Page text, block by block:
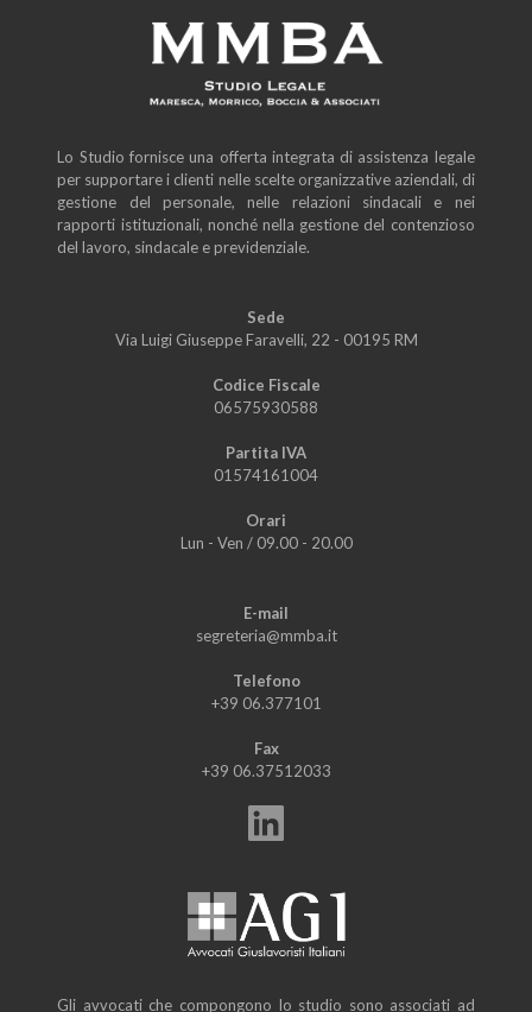
Lo Studio fornisce una offerta integrata di assistenza legale
per supportare i clienti nelle scelte organizzative aziendali, di
gestione del personale, nelle relazioni sindacali e nei
rapporti istituzionali, nonché nella gestione del contenzioso
del lavoro, sindacale e previdenziale.
Sede
Via Luigi Giuseppe Faravelli, 22 - 00195 RM
Codice Fiscale
06575930588
Partita IVA
01574161004
Orari
Lun - Ven / 09.00 - 20.00
E-mail
segreteria@mmba.it
Telefono
+39 06.377101
Fax
+39 06.37512033
Gli avvocati che compongono lo studio sono associati ad